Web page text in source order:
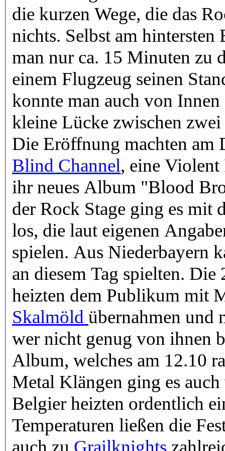
die kurzen Wege, die das
nichts. Selbst am hintersten
man nur ca. 15 Minuten zu
einem Flugzeug seinen
konnte man auch von
kleine Lücke zwischen zwei
Die Eröffnung machten am
Blind Channel, eine Violent
ihr neues Album "Blood
der Rock Stage ging es mit
los, die laut eigenen
spielen. Aus Niederbayern
an diesem Tag spielten.
heizten dem Publikum mit
Skalmöld übernahmen und
wer nicht genug von ihnen
Album, welches am 12.10
Metal Klängen ging es
Belgier heizten ordentlich
Temperaturen ließen die
auch zu Grailknights